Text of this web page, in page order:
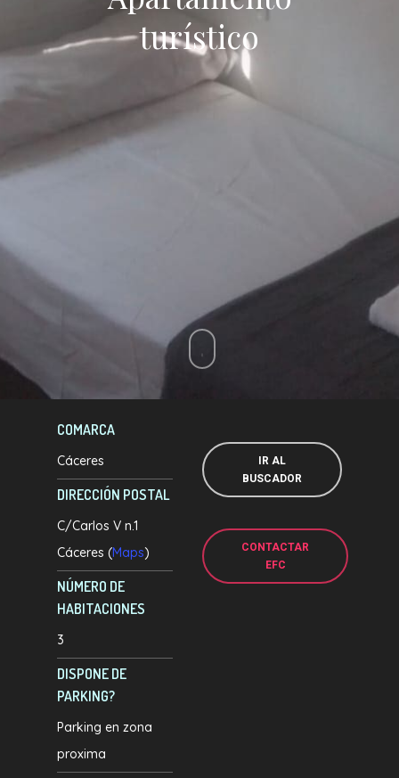
turístico
COMARCA
Cáceres
DIRECCIÓN POSTAL
C/Carlos V n.1
Cáceres (Maps)
NÚMERO DE
HABITACIONES
3
DISPONE DE
PARKING?
Parking en zona
proxima
IR AL
BUSCADOR
CONTACTAR
EFC